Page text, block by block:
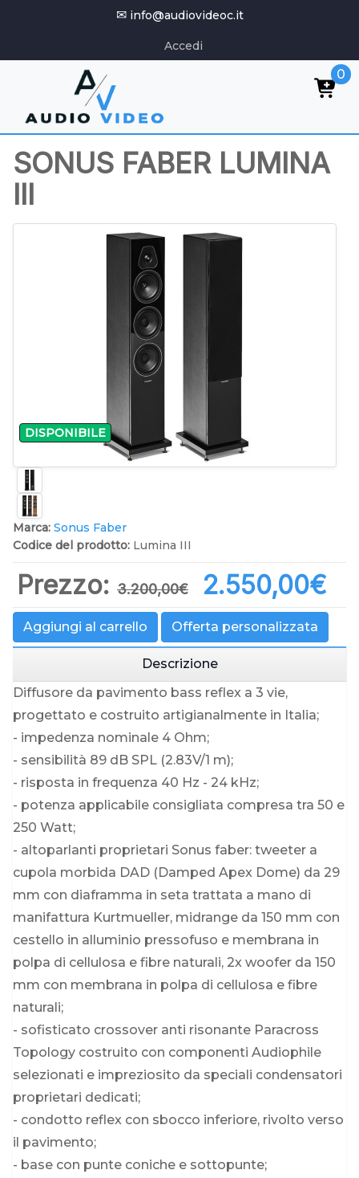
✉ info@audiovideoc.it
Accedi
0
SONUS FABER LUMINA
III
DISPONIBILE
Marca: Sonus Faber
Codice del prodotto: Lumina III
Prezzo: 3.200,00‎€ 2.550,00‎€
Aggiungi al carrello Offerta personalizzata
Descrizione
Diffusore da pavimento bass reflex a 3 vie,
progettato e costruito artigianalmente in Italia;
- impedenza nominale 4 Ohm;
- sensibilità 89 dB SPL (2.83V/1 m);
- risposta in frequenza 40 Hz - 24 kHz;
- potenza applicabile consigliata compresa tra 50 e
250 Watt;
- altoparlanti proprietari Sonus faber: tweeter a
cupola morbida DAD (Damped Apex Dome) da 29
mm con diaframma in seta trattata a mano di
manifattura Kurtmueller, midrange da 150 mm con
cestello in alluminio pressofuso e membrana in
polpa di cellulosa e fibre naturali, 2x woofer da 150
mm con membrana in polpa di cellulosa e fibre
naturali;
- sofisticato crossover anti risonante Paracross
Topology costruito con componenti Audiophile
selezionati e impreziosito da speciali condensatori
proprietari dedicati;
- condotto reflex con sbocco inferiore, rivolto verso
il pavimento;
- base con punte coniche e sottopunte;